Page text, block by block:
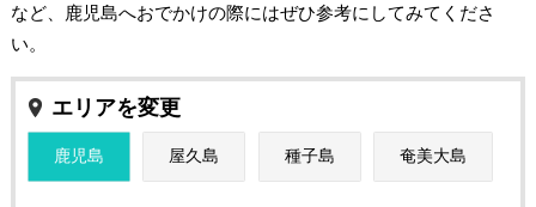
など、鹿児島へおでかけの際にはぜひ参考にしてみてくださ
い。
エリアを変更
鹿児島 屋久島 種子島 奄美大島